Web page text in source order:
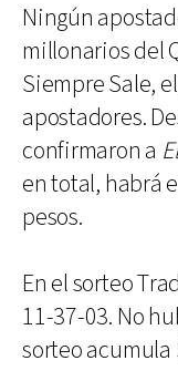
Ningún
millonarios del
Siempre Sale,
apostadores.
confirmaron a
en total, habrá
pesos.
En el sorteo
11-37-03. No
sorteo acumula